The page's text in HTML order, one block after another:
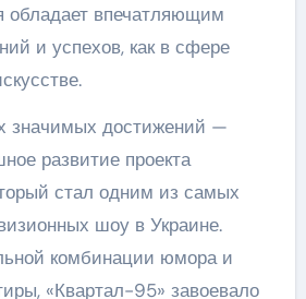
обладает впечатляющим
и успехов, как в сфере
значимых достижений —
развитие проекта
стал одним из самых
шоу в Украине.
комбинации юмора и
«Квартал-95» завоевало